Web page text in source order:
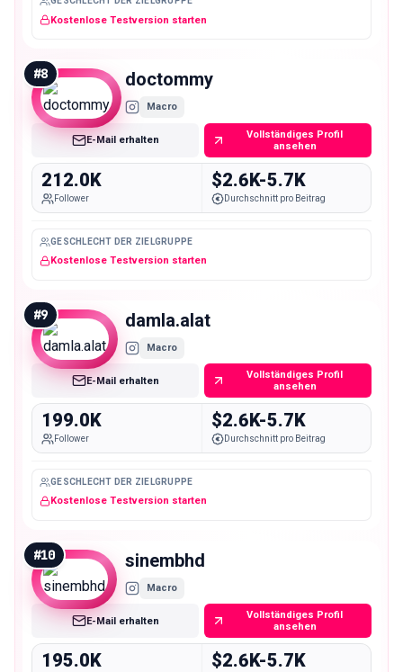
Kostenlose Testversion starten
#8 doctommy
Macro
E-Mail erhalten
Vollständiges Profil
ansehen
212.0K
Follower
$2.6K-5.7K
Durchschnitt pro Beitrag
GESCHLECHT DER ZIELGRUPPE
Kostenlose Testversion starten
#9 damla.alat
Macro
E-Mail erhalten
Vollständiges Profil
ansehen
199.0K
Follower
$2.6K-5.7K
Durchschnitt pro Beitrag
GESCHLECHT DER ZIELGRUPPE
Kostenlose Testversion starten
#10 sinembhd
Macro
E-Mail erhalten
Vollständiges Profil
ansehen
195.0K $2.6K-5.7K